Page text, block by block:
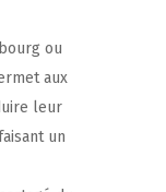
ou
aux
leur
un